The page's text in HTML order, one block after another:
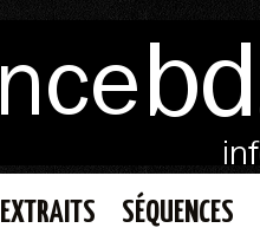
EXTRAITS SÉQUENCES